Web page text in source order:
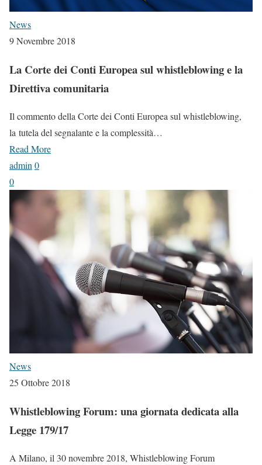
News
9 Novembre 2018
La Corte dei Conti Europea sul whistleblowing e la
Direttiva comunitaria
Il commento della Corte dei Conti Europea sul whistleblowing,
la tutela del segnalante e la complessità…
Read More
admin0
0
News
25 Ottobre 2018
Whistleblowing Forum: una giornata dedicata alla
Legge 179/17
A Milano, il 30 novembre 2018, Whistleblowing Forum